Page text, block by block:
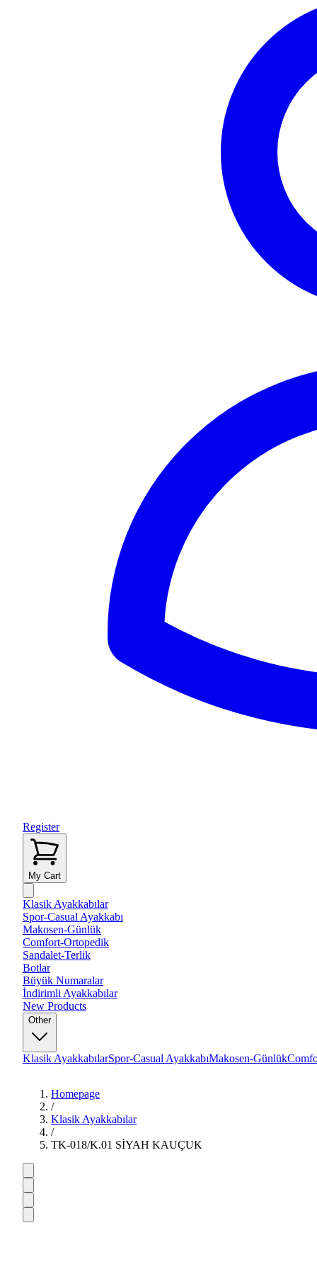
Register
My Cart
Klasik Ayakkabılar
Spor-Casual Ayakkabı
Makosen-Günlük
Comfort-Ortopedik
Sandalet-Terlik
Botlar
Büyük Numaralar
İndirimli Ayakkabılar
New Products
Other
Klasik AyakkabılarSpor-Casual AyakkabıMakosen-Günlük
Homepage
/
Klasik Ayakkabılar
/
TK-018/K.01 SİYAH KAUÇUK